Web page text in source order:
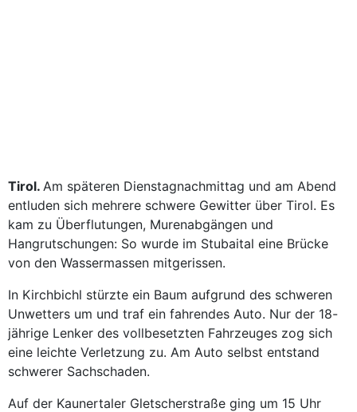
Tirol. Am späteren Dienstagnachmittag und am Abend
entluden sich mehrere schwere Gewitter über Tirol. Es
kam zu Überflutungen, Murenabgängen und
Hangrutschungen: So wurde im Stubaital eine Brücke
von den Wassermassen mitgerissen.
In Kirchbichl stürzte ein Baum aufgrund des schweren
Unwetters um und traf ein fahrendes Auto. Nur der 18-
jährige Lenker des vollbesetzten Fahrzeuges zog sich
eine leichte Verletzung zu. Am Auto selbst entstand
schwerer Sachschaden.
Auf der Kaunertaler Gletscherstraße ging um 15 Uhr